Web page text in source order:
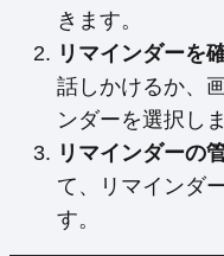
きます。
リマインダーを
話しかけるか、
ンダーを選択しま
リマインダーの
て、リマインダ
す。